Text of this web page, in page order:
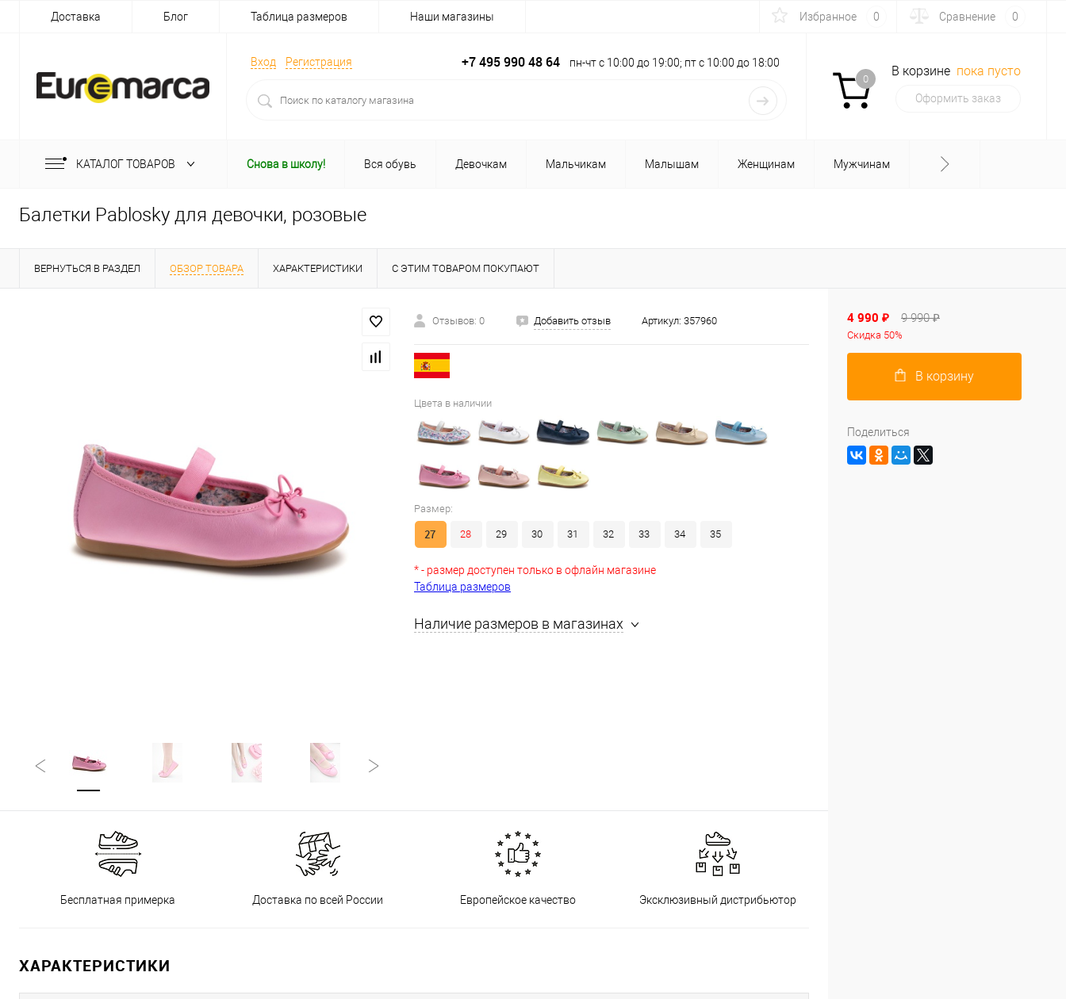
Доставка Блог Таблица размеров Наши магазины Избранное 0 Сравнение 0
Вход Регистрация +7 495 990 48 64 пн-чт с 10:00 до 19:00; пт с 10:00 до 18:00
0
В корзине пока пусто
Оформить заказ
КАТАЛОГ ТОВАРОВ Снова в школу! Вся обувь Девочкам Мальчикам Малышам Женщинам Мужчинам
Балетки Pablosky для девочки, розовые
ВЕРНУТЬСЯ В РАЗДЕЛ ОБЗОР ТОВАРА ХАРАКТЕРИСТИКИ С ЭТИМ ТОВАРОМ ПОКУПАЮТ
Отзывов: 0 Добавить отзыв Артикул: 357960
Цвета в наличии
Размер:
27 28 29 30 31 32 33 34 35
* - размер доступен только в офлайн магазине
Таблица размеров
Наличие размеров в магазинах
Бесплатная примерка Доставка по всей России Европейское качество Эксклюзивный дистрибьютор
ХАРАКТЕРИСТИКИ
4 990 ₽ 9 990 ₽
Скидка 50%
В корзину
Поделиться